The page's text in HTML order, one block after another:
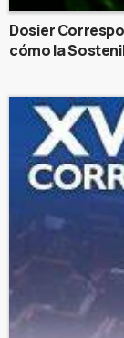
Dosier
cómo la